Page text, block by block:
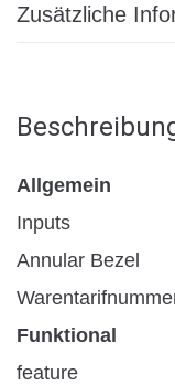
Zusätzliche
Allgemein
Inputs
Annular Bezel
Funktional
feature